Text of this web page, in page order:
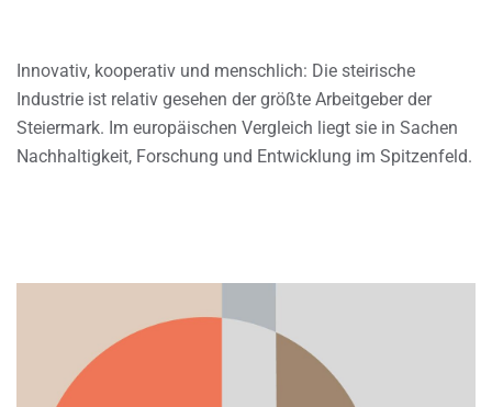
Innovativ, kooperativ und menschlich: Die steirische
Industrie ist relativ gesehen der größte Arbeitgeber der
Steiermark. Im europäischen Vergleich liegt sie in Sachen
Nachhaltigkeit, Forschung und Entwicklung im Spitzenfeld.